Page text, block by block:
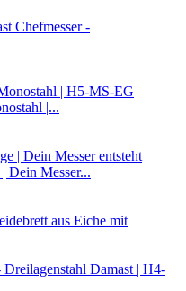
Chefmesser -
|...
Dein Messer...
aus Eiche mit